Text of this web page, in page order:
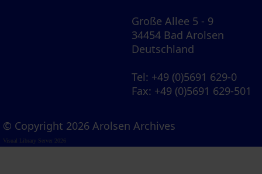
Große Allee 5 - 9
34454 Bad Arolsen
Deutschland
Tel: +49 (0)5691 629-0
Fax: +49 (0)5691 629-501
© Copyright 2026 Arolsen Archives
Visual Library Server 2026